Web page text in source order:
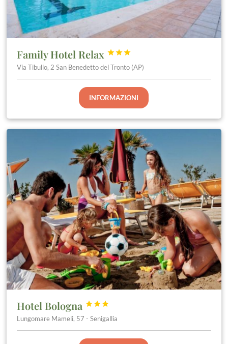
Family Hotel Relax 


Via Tibullo, 2 San Benedetto del Tronto (AP)
INFORMAZIONI
Hotel Bologna 


Lungomare Mameli, 57 - Senigallia